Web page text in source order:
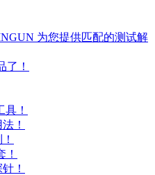
为您提供匹配的测试解
了！
！
！
！